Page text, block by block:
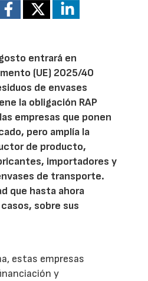
entrará en
(UE) 2025/40
de envases
la obligación RAP
empresas que ponen
pero amplía la
de producto,
importadores y
de transporte.
que hasta ahora
sobre sus
estas empresas
y